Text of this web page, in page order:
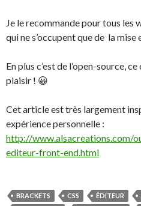
Je le recommande pour tous
qui ne s’occupent que de la mise
En plus c’est de l’open-source,
plaisir ! 😀
Cet article est très largement
expérience personnelle :
http://www.alsacreations.com/
editeur-front-end.html
BRACKETS CSS ÉDITEUR